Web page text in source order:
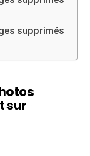
supprimés
sur